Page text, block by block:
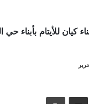
كيان للأيتام